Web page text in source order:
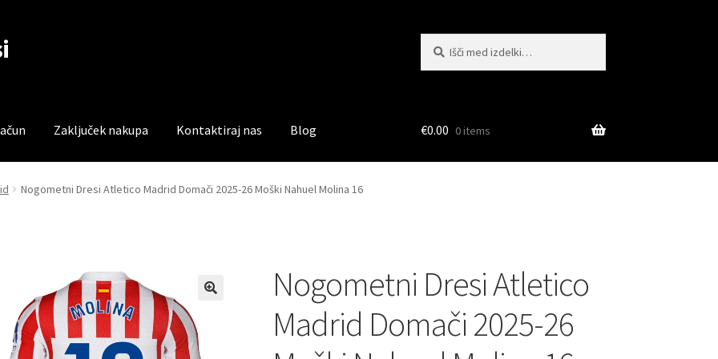
Zaključek nakupa Kontaktiraj nas Blog
Trgovina Zaključek nakupa
€0.00 0 items
Nogometni Dresi Atletico Madrid Domači 2025-26 Moški Nahuel Molina 16
Nogometni Dresi Atletico
Madrid Domači 2025-26